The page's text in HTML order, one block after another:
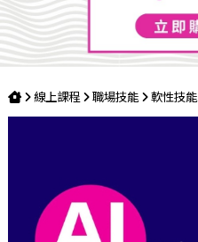
線上課程 職場技能 軟性技能